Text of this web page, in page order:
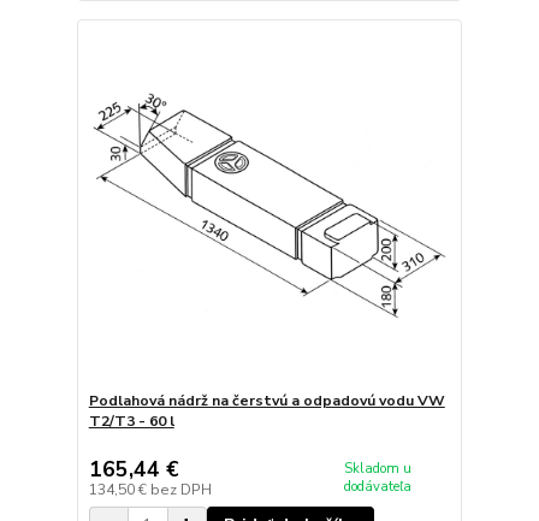
Podlahová nádrž na čerstvú a odpadovú vodu VW
T2/T3 - 60 l
165,44 €
134,50 € bez DPH
Skladom u
dodávateľa